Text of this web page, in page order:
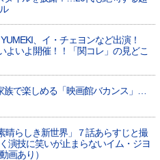
、イ・チェヨンなど出演！
よいよ開催！！「関コレ」の見どこ
で楽しめる「映画館バカンス」…
らしき新世界」７話あらすじと撮
演技に笑いが止まらないイム・ジヨ
画あり）